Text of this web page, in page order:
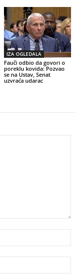
IZA OGLEDALA
Fauči odbio da govori o
poreklu kovida: Pozvao
se na Ustav, Senat
uzvraća udarac